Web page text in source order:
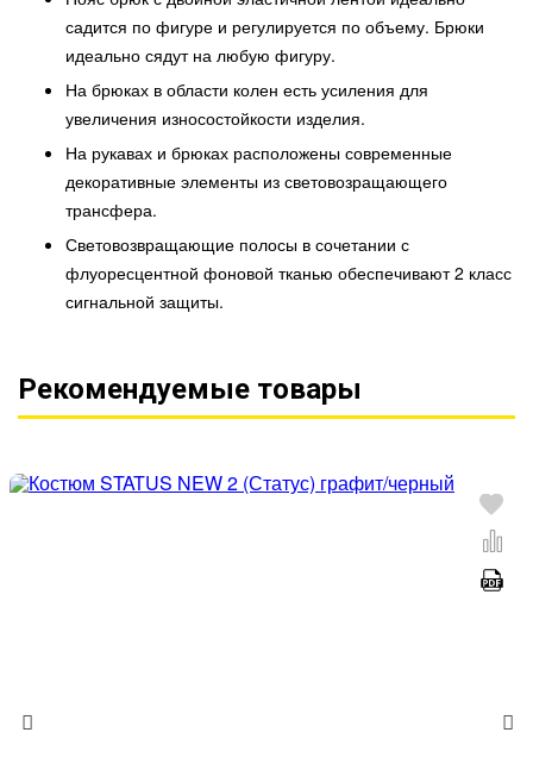
садится по фигуре и регулируется по объему. Брюки
идеально сядут на любую фигуру.
На брюках в области колен есть усиления для
увеличения износостойкости изделия.
На рукавах и брюках расположены современные
декоративные элементы из световозращающего
трансфера.
Световозвращающие полосы в сочетании с
флуоресцентной фоновой тканью обеспечивают 2 класс
сигнальной защиты.
Рекомендуемые товары